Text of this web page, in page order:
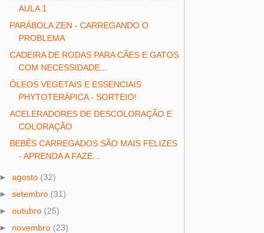
AULA 1
PARÁBOLA ZEN - CARREGANDO O
PROBLEMA
CADEIRA DE RODAS PARA CÃES E GATOS
COM NECESSIDADE...
ÓLEOS VEGETAIS E ESSENCIAIS
PHYTOTERÁPICA - SORTEIO!
ACELERADORES DE DESCOLORAÇÃO E
COLORAÇÃO
BEBÊS CARREGADOS SÃO MAIS FELIZES
- APRENDA A FAZE...
► agosto (32)
► setembro (31)
► outubro (25)
► novembro (23)